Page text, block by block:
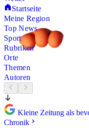
Startseite
Meine Region
Top News
Sport
Rubriken
Orte
Themen
Autoren
Kleine Zeitung als
Chronik